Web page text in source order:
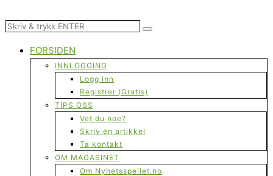
FORSIDEN
INNLOGGING
Logg inn
Registrer (Gratis)
TIPS OSS
Vet du noe?
Skriv en artikkel
Ta kontakt
OM MAGASINET
Om Nyhetsspeilet.no